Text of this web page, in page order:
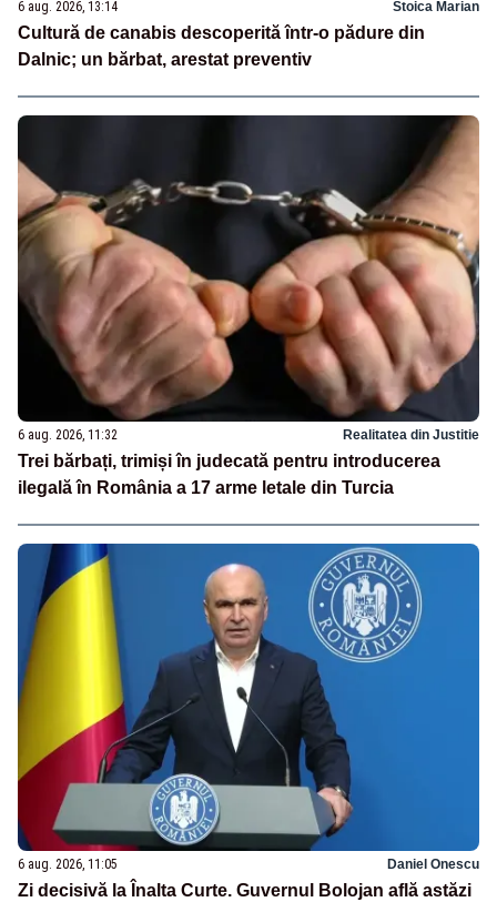
6 aug. 2026, 13:14 Stoica Marian
Cultură de canabis descoperită într-o pădure din
Dalnic; un bărbat, arestat preventiv
6 aug. 2026, 11:32 Realitatea din Justitie
Trei bărbați, trimiși în judecată pentru introducerea
ilegală în România a 17 arme letale din Turcia
6 aug. 2026, 11:05 Daniel Onescu
Zi decisivă la Înalta Curte. Guvernul Bolojan află astăzi